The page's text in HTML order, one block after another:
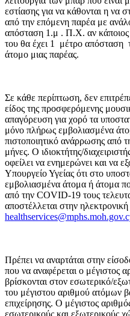
εστίασης για να κάθονται η να
από την επόμενη παρέα με
απόσταση 1.μ . Π.Χ. αν κάποιος
του θα έχει 1 μέτρο απόσταση
άτομο μιας παρέας.
Σε κάθε περίπτωση, δεν
είδος της προσφερόμενης
απαγόρευση για χορό τα
μόνο πλήρως εμβολιασμένα
πιστοποιητικό ανάρρωσης από
μήνες. Ο ιδιοκτήτης/
οφείλει να ενημερώνει και να
Υπουργείο Υγείας ότι στο
εμβολιασμένα άτομα ή άτομα
από την COVID-19 τους
αποστέλλεται στην
Πρέπει να αναρτάται στην
που να αναφέρεται ο μέγιστος
βρίσκονται στον εσωτερικό/
του μέγιστου αριθμού ατόμων
επιχείρησης. Ο μέγιστος
εσωτερικούς και εξωτερικούς